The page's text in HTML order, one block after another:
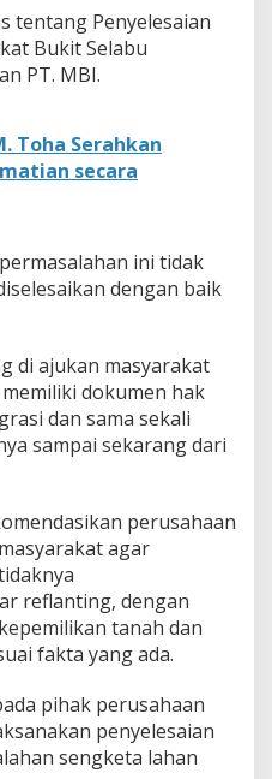
tentang Penyelesaian
Bukit Selabu
PT. MBI.
Toha Serahkan
secara
ini tidak
dengan baik
di ajukan masyarakat
dokumen hak
dan sama sekali
sampai sekarang dari
perusahaan
agar
reflanting, dengan
tanah dan
fakta yang ada.
pihak perusahaan
penyelesaian
sengketa lahan